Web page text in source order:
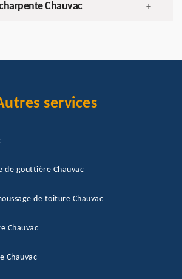
Chauvac +
services
de gouttière Chauvac
de toiture Chauvac
Chauvac
Chauvac